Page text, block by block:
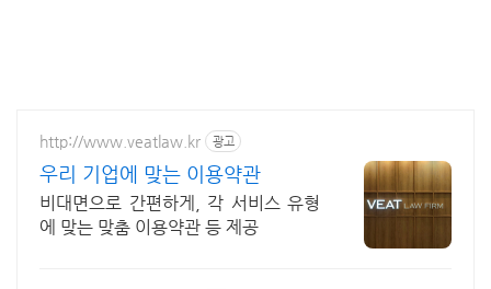
http://www.veatlaw.kr 광고
우리 기업에 맞는 이용약관
비대면으로 간편하게, 각 서비스 유형
에 맞는 맞춤 이용약관 등 제공